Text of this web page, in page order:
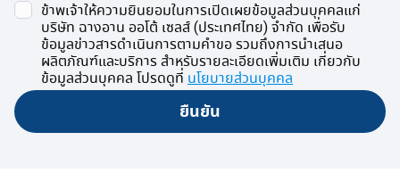
ข้าพเจ้าให้ความยินยอมในการเปิดเผยข้อมูลส่วนบุคคลแก่
บริษัท ฉางอาน ออโต้ เซลส์ (ประเทศไทย) จำกัด เพื่อรับ
ข้อมูลข่าวสารดำเนินการตามคำขอ รวมถึงการนำเสนอ
ผลิตภัณฑ์และบริการ สำหรับรายละเอียดเพิ่มเติม เกี่ยวกับ
ข้อมูลส่วนบุคคล โปรดดูที่ นโยบายส่วนบุคคล
ยืนยัน